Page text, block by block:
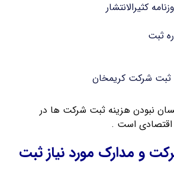
کثیرالانتشار
ثبت
ثبت شرکت کریمخان
نبودن هزینه ثبت شرکت ها در
است .
و مدارک مورد نیاز ثبت